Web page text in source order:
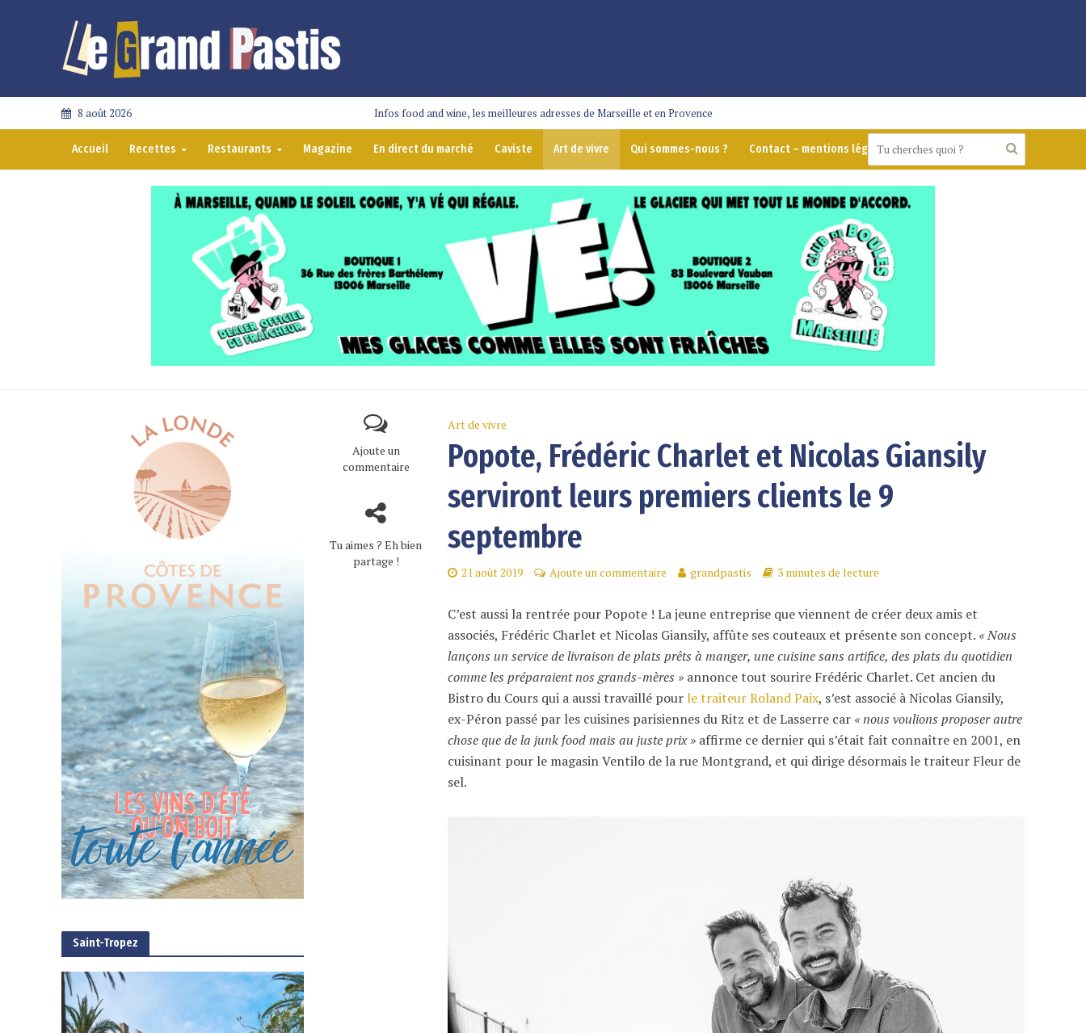
8 août 2026 Infos food and wine, les meilleures adresses de Marseille et en Provence
Accueil Recettes Restaurants Magazine En direct du marché Caviste Art de vivre Qui sommes-nous ? Contact – mentions légales
Saint-Tropez
Ajoute un
commentaire
Tu aimes ? Eh bien
partage !
Art de vivre
Popote, Frédéric Charlet et Nicolas Giansily
serviront leurs premiers clients le 9
septembre
21 août 2019 Ajoute un commentaire grandpastis 3 minutes de lecture
C’est aussi la rentrée pour Popote ! La jeune entreprise que viennent de créer deux amis et
associés, Frédéric Charlet et Nicolas Giansily, affûte ses couteaux et présente son concept. « Nous
lançons un service de livraison de plats prêts à manger, une cuisine sans artifice, des plats du quotidien
comme les préparaient nos grands-mères » annonce tout sourire Frédéric Charlet. Cet ancien du
Bistro du Cours qui a aussi travaillé pour le traiteur Roland Paix, s’est associé à Nicolas Giansily,
ex-Péron passé par les cuisines parisiennes du Ritz et de Lasserre car « nous voulions proposer autre
chose que de la junk food mais au juste prix » affirme ce dernier qui s’était fait connaître en 2001, en
cuisinant pour le magasin Ventilo de la rue Montgrand, et qui dirige désormais le traiteur Fleur de
sel.